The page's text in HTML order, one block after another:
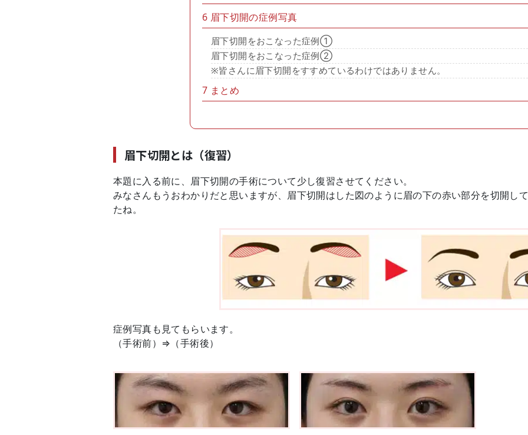
6 眉下切開の症例写真
眉下切開をおこなった症例①
眉下切開をおこなった症例②
※皆さんに眉下切開をすすめているわけではありません。
7 まとめ
眉下切開とは（復習）
本題に入る前に、眉下切開の手術について少し復習させてください。
みなさんもうおわかりだと思いますが、眉下切開はした図のように眉の下の赤い部分を切開し
たね。
症例写真も見てもらいます。
（手術前）⇒（手術後）